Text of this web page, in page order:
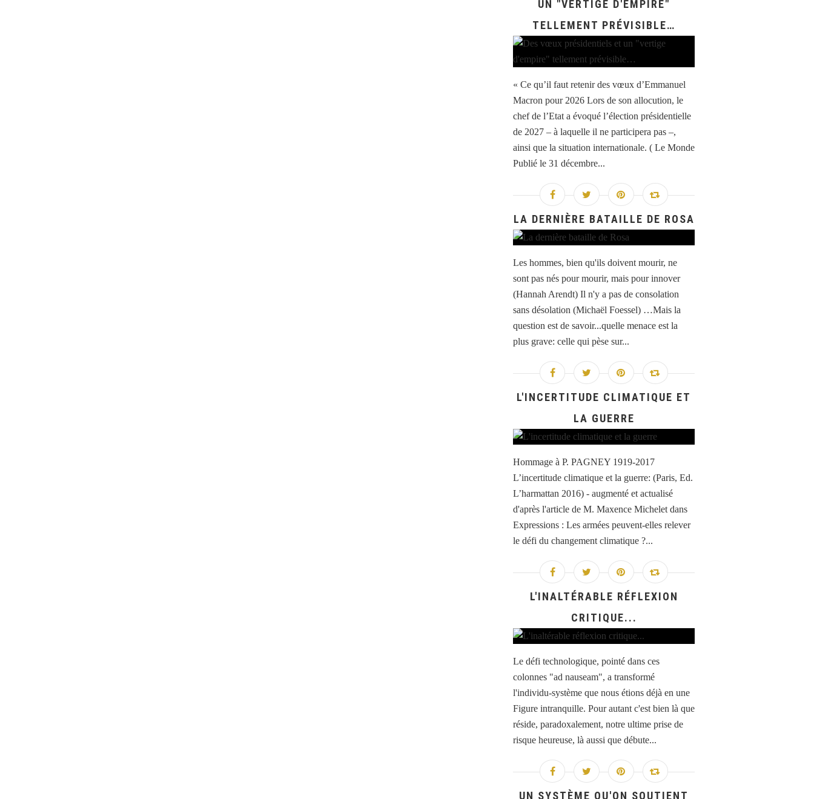
UN "VERTIGE D'EMPIRE"
TELLEMENT PRÉVISIBLE…
« Ce qu’il faut retenir des vœux d’Emmanuel
Macron pour 2026 Lors de son allocution, le
chef de l’Etat a évoqué l’élection présidentielle
de 2027 – à laquelle il ne participera pas –,
ainsi que la situation internationale. ( Le Monde
Publié le 31 décembre...
LA DERNIÈRE BATAILLE DE ROSA
Les hommes, bien qu'ils doivent mourir, ne
sont pas nés pour mourir, mais pour innover
(Hannah Arendt) Il n'y a pas de consolation
sans désolation (Michaël Foessel) …Mais la
question est de savoir...quelle menace est la
plus grave: celle qui pèse sur...
L'INCERTITUDE CLIMATIQUE ET
LA GUERRE
Hommage à P. PAGNEY 1919-2017
L’incertitude climatique et la guerre: (Paris, Ed.
L’harmattan 2016) - augmenté et actualisé
d'après l'article de M. Maxence Michelet dans
Expressions : Les armées peuvent-elles relever
le défi du changement climatique ?...
L'INALTÉRABLE RÉFLEXION
CRITIQUE...
Le défi technologique, pointé dans ces
colonnes "ad nauseam", a transformé
l'individu-système que nous étions déjà en une
Figure intranquille. Pour autant c'est bien là que
réside, paradoxalement, notre ultime prise de
risque heureuse, là aussi que débute...
UN SYSTÈME QU'ON SOUTIENT